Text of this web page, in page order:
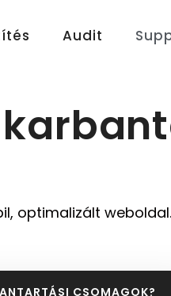
Audit
optimalizált
CSOMAGOK?